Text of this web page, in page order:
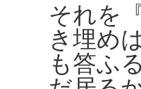
それを
き埋め
も答ふ